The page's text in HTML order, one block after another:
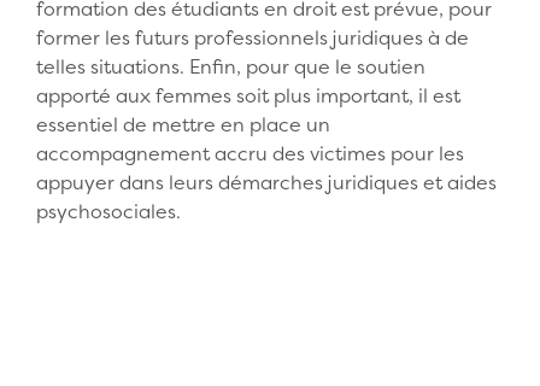
formation des étudiants en droit est prévue, pour
former les futurs professionnels juridiques à de
telles situations. Enfin, pour que le soutien
apporté aux femmes soit plus important, il est
essentiel de mettre en place un
accompagnement accru des victimes pour les
appuyer dans leurs démarches juridiques et aides
psychosociales.